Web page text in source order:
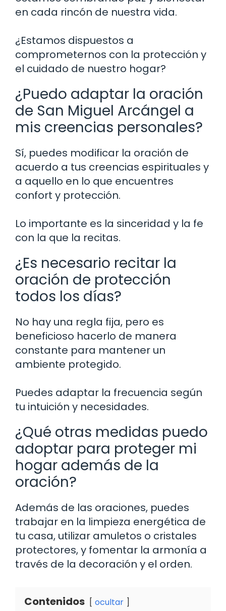
en cada rincón de nuestra vida.
¿Estamos dispuestos a
comprometernos con la protección y
el cuidado de nuestro hogar?
¿Puedo adaptar la oración
de San Miguel Arcángel a
mis creencias personales?
Sí, puedes modificar la oración de
acuerdo a tus creencias espirituales y
a aquello en lo que encuentres
confort y protección.
Lo importante es la sinceridad y la fe
con la que la recitas.
¿Es necesario recitar la
oración de protección
todos los días?
No hay una regla fija, pero es
beneficioso hacerlo de manera
constante para mantener un
ambiente protegido.
Puedes adaptar la frecuencia según
tu intuición y necesidades.
¿Qué otras medidas puedo
adoptar para proteger mi
hogar además de la
oración?
Además de las oraciones, puedes
trabajar en la limpieza energética de
tu casa, utilizar amuletos o cristales
protectores, y fomentar la armonía a
través de la decoración y el orden.
Contenidos ocultar